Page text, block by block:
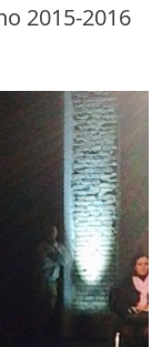
2015-2016